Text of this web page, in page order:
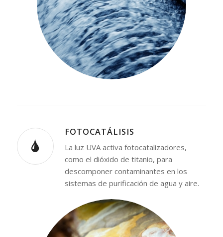
FOTOCATÁLISIS
La luz UVA activa fotocatalizadores,
como el dióxido de titanio, para
descomponer contaminantes en los
sistemas de purificación de agua y aire.